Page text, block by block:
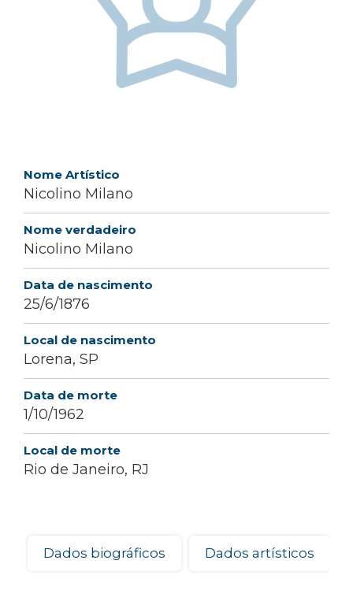
Nome Artístico
Nicolino Milano
Nome verdadeiro
Nicolino Milano
Data de nascimento
25/6/1876
Local de nascimento
Lorena, SP
Data de morte
1/10/1962
Local de morte
Rio de Janeiro, RJ
Dados biográficos Dados artísticos